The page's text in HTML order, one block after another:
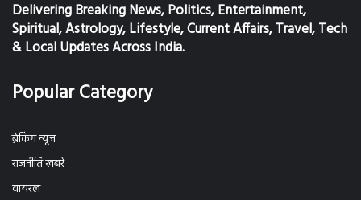
Delivering Breaking News, Politics, Entertainment,
Spiritual, Astrology, Lifestyle, Current Affairs, Travel, Tech
& Local Updates Across India.
Popular Category
ब्रेकिंग न्यूज
राजनीति खबरें
वायरल